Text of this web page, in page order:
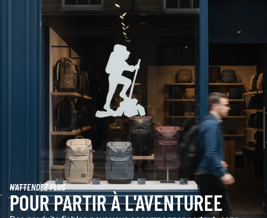
N'ATTENDEZ PLUS
POUR PARTIR À L'AVENTUREE